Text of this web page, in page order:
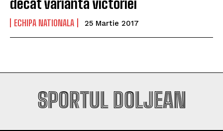
decât varianta victoriei
ECHIPA NATIONALA 25 Martie 2017
SPORTUL DOLJEAN